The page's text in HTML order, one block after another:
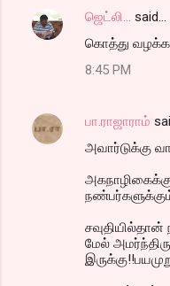
ஜெட்லி...
said…
கொத்து
8:45 PM
பா.ராஜாராம்
அவார்டுக்கு
மேல்